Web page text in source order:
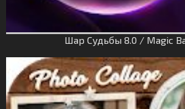
Шар Судьбы 8.0 / Magic